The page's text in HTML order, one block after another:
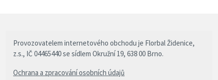
Provozovatelem internetového obchodu je Florbal Židenice,
z.s., IČ 04465440 se sídlem Okružní 19, 638 00 Brno.
Ochrana a zpracování osobních údajů